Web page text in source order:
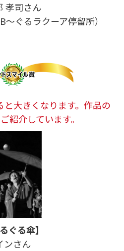
孝司さん
～ぐるラクーア停留所）
大きくなります。作品の
紹介しています。
ぐる傘】
ンさん